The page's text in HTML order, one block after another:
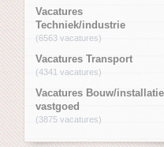
Vacatures
Techniek/industrie
(6563 vacatures)
Vacatures Transport
(4341 vacatures)
Vacatures Bouw/
vastgoed
(3875 vacatures)